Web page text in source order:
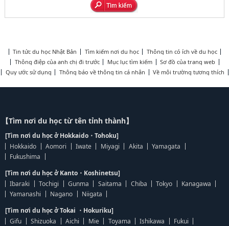
Tin tức du học Nhật Bản Tìm kiếm nơi du học
Thông tin có ích về du học
Thông điệp của anh chị đi trước
Mục lục tìm kiếm
Sơ đồ của trang web
Quy ước sử dụng
Thông báo về thông tin cá nhân Về môi trường tương thích
【Tìm nơi du học từ tên tỉnh thành】
[Tìm nơi du học ở Hokkaido・Tohoku]
Hokkaido
Aomori Iwate Miyagi Akita
Yamagata
Fukushima
[Tìm nơi du học ở Kanto・Koshinetsu]
Ibaraki
Tochigi Gunma Saitama Chiba Tokyo
Kanagawa
Yamanashi
Nagano
Niigata
[Tìm nơi du học ở Tokai ・Hokuriku]
Gifu
Shizuoka Aichi Mie Toyama Ishikawa
Fukui